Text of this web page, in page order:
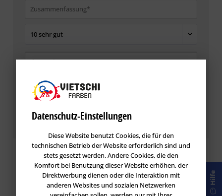
Die mit einem * markierten Felder sind Pflichtfelder.
Speichern
Hilfe
Datenschutz-Einstellungen
Diese Website benutzt Cookies, die für den
technischen Betrieb der Website erforderlich sind und
stets gesetzt werden. Andere Cookies, die den
Komfort bei Benutzung dieser Website erhöhen, der
Direktwerbung dienen oder die Interaktion mit
anderen Websites und sozialen Netzwerken